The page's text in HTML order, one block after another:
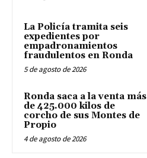
La Policía tramita seis
expedientes por
empadronamientos
fraudulentos en Ronda
5 de agosto de 2026
Ronda saca a la venta más
de 425.000 kilos de
corcho de sus Montes de
Propio
4 de agosto de 2026